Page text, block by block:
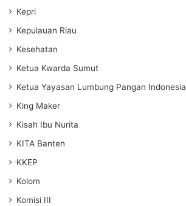
Kepri
Kepulauan Riau
Kesehatan
Ketua Kwarda Sumut
Ketua Yayasan Lumbung Pangan Indonesia
King Maker
Kisah Ibu Nurita
KITA Banten
KKEP
Kolom
Komisi III